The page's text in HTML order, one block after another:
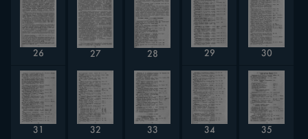
26 27 28 29 30
31 32 33 34 35